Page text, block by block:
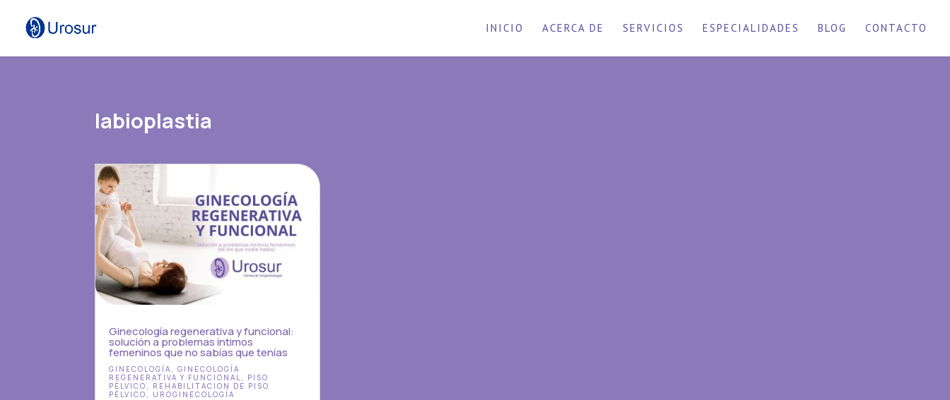
INICIO ACERCA DE SERVICIOS ESPECIALIDADES BLOG CONTACTO
labioplastia
Ginecología regenerativa y funcional:
solución a problemas íntimos
femeninos que no sabías que tenías
GINECOLOGÍA ,GINECOLOGÍA
REGENERATIVA Y FUNCIONAL
PISO
PÉLVICO
REHABILITACION DE PISO
PÉLVICO
UROGINECOLOGÍA